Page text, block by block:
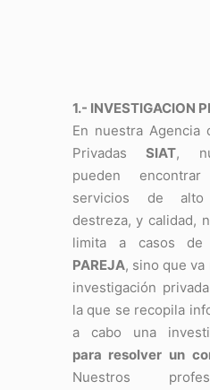
1.- INVESTIGACION
En nuestra Agencia
PrivadasSIAT,
pueden
servicios de alto
destreza, y calidad,
limita a casos de
PAREJA, sino que va
investigación
la que se recopila
a cabo una
para resolver un
Nuestros